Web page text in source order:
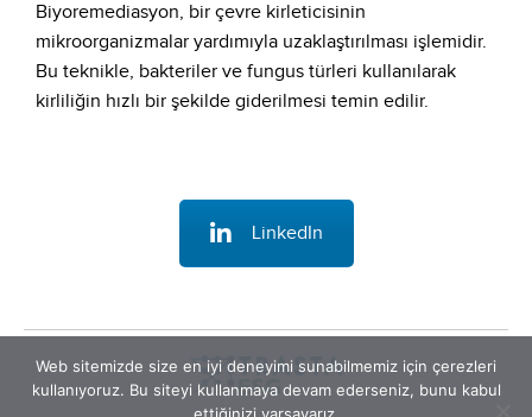
Biyoremediasyon, bir çevre kirleticisinin
mikroorganizmalar yardımıyla uzaklaştırılması işlemidir.
Bu teknikle, bakteriler ve fungus türleri kullanılarak
kirliliğin hızlı bir şekilde giderilmesi temin edilir.
LinkedIn
Web sitemizde size en iyi deneyimi sunabilmemiz için çerezleri
kullanıyoruz. Bu siteyi kullanmaya devam ederseniz, bunu kabul